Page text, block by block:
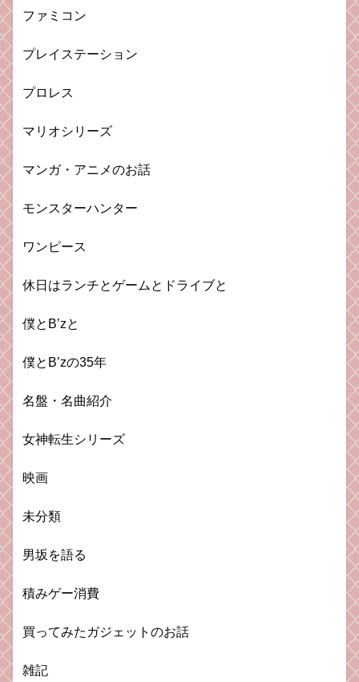
ファミコン
プレイステーション
プロレス
マリオシリーズ
マンガ・アニメのお話
モンスターハンター
ワンピース
休日はランチとゲームとドライブと
僕とB’zと
僕とB’zの35年
名盤・名曲紹介
女神転生シリーズ
映画
未分類
男坂を語る
積みゲー消費
買ってみたガジェットのお話
雑記